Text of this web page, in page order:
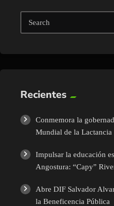
Search
Recientes
Conmemora la
Mundial de la Lactancia
Impulsar la educación
Angostura: “Capy”
Abre DIF Salvador
la Beneficencia Pública